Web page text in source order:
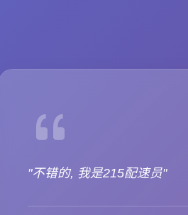
"不错的, 我是215配速员"